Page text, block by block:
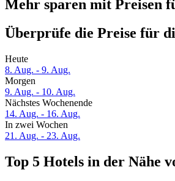
Mehr sparen mit Preisen
Überprüfe die Preise für
Heute
8. Aug. - 9. Aug.
Morgen
9. Aug. - 10. Aug.
Nächstes Wochenende
14. Aug. - 16. Aug.
In zwei Wochen
21. Aug. - 23. Aug.
Top 5 Hotels in der Nähe